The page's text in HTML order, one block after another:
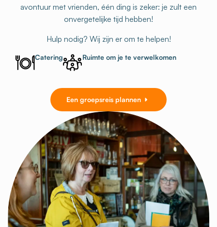
avontuur met vrienden, één ding is zeker: je zult een
onvergetelijke tijd hebben!
Hulp nodig? Wij zijn er om te helpen!
Catering Ruimte om je te verwelkomen
Een groepsreis plannen